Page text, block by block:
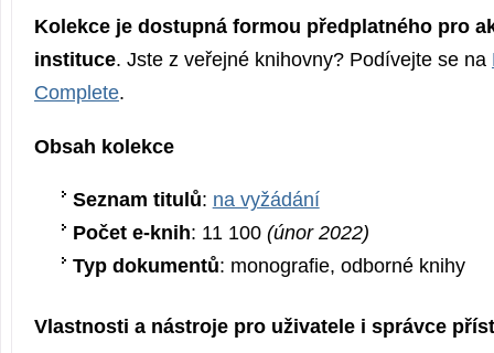
Kolekce je dostupná formou předplatného pro
instituce. Jste z veřejné knihovny? Podívejte se na
Complete.
Obsah kolekce
Seznam titulů: na vyžádání
Počet e-knih: 11 100 (únor 2022)
Typ dokumentů: monografie, odborné knihy
Vlastnosti a nástroje pro uživatele i správce